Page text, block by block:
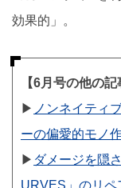
効果的」。
【6月号の他の記
▶︎ ノンネイティ
ーの偏愛的モノ
▶︎ ダメージを隠
URVES」のリペ